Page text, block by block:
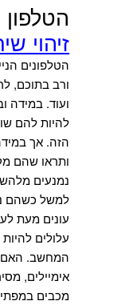
זיהוי
הטלפונים
ורב בתוכם,
ועוד. במידה
להיות להם
הזה. אך
ותראו שהם
נמנעים
למשל כשהם
עונים מעת
עלולים
המחשב. האם
אימיילים,
מכבים